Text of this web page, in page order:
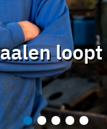
1 2 3 4